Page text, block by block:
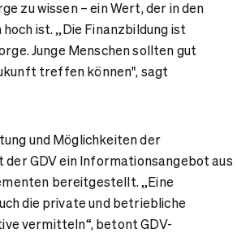
zu wissen – ein Wert, der in den
ist. „Die Finanzbildung ist
Junge Menschen sollten gut
treffen können", sagt
und Möglichkeiten der
GDV ein Informationsangebot aus
bereitgestellt. „Eine
die private und betriebliche
vermitteln“, betont GDV-